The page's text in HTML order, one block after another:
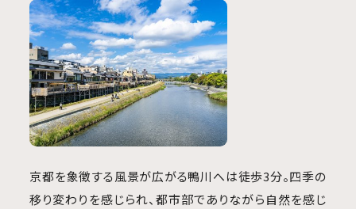
京都を象徴する風景が広がる鴨川へは徒歩3分。四季の
移り変わりを感じられ、都市部でありながら自然を感じ